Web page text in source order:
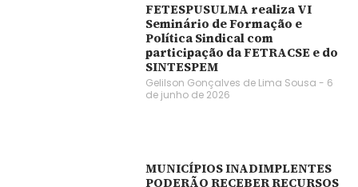
FETESPUSULMA realiza VI
Seminário de Formação e
Política Sindical com
participação da FETRACSE e do
SINTESPEM
Gelilson Gonçalves de Lima Sousa
6
de junho de 2026
MUNICÍPIOS INADIMPLENTES
PODERÃO RECEBER RECURSOS